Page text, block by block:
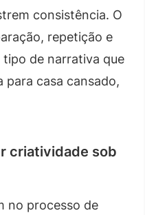
consistência. O
repetição e
de narrativa que
para casa cansado,
criatividade sob
no processo de